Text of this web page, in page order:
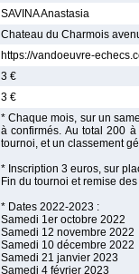
SAVINA Anastasia
Chateau du Charmois
https://vandoeuvre-
3 €
3 €
* Chaque mois, sur un
à confirmés. Au total 200
tournoi, et un classement
* Inscription 3 euros, sur
Fin du tournoi et remise
* Dates 2022-2023 :
Samedi 1er octobre 2022
Samedi 12 novembre 2022
Samedi 10 décembre 2022
Samedi 21 janvier 2023
Samedi 4 février 2023